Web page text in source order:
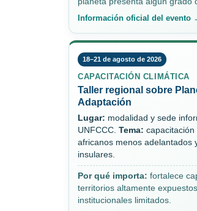
Información oficial del evento
18–21 de agosto de 2026
CAPACITACIÓN CLIMÁTICA
Taller regional sobre
Adaptación
Lugar: modalidad y sede
UNFCCC. Tema:
africanos menos adelantados
insulares.
Por qué importa: fortalece
territorios altamente
institucionales limitados.